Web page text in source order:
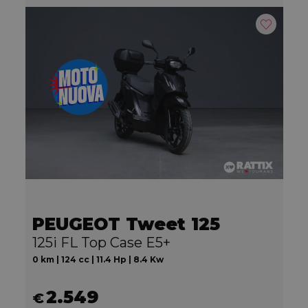
PEUGEOT Tweet 125
125i FL Top Case E5+
0 km | 124 cc | 11.4 Hp | 8.4 Kw
€2.549